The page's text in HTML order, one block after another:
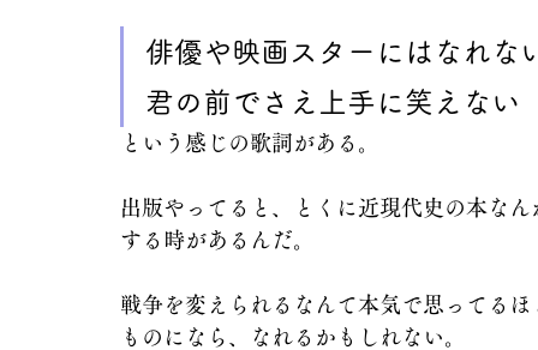
俳優や映画スターにはなれな
君の前でさえ上手に笑えない
という感じの歌詞がある。
出版やってると、とくに近現代史の本な
する時があるんだ。
戦争を変えられるなんて本気で思ってる
ものになら、なれるかもしれない。